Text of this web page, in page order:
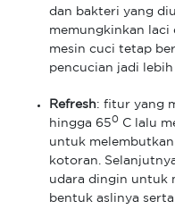
dan bakteri yang
memungkinkan laci
mesin cuci tetap
pencucian jadi lebih
Refresh: fitur yang
hingga 650 C lalu
untuk
kotoran.
udara dingin untuk
bentuk aslinya